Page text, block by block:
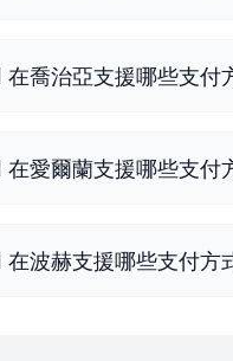
喬治亞支援哪些支付
愛爾蘭支援哪些支付
波赫支援哪些支付方